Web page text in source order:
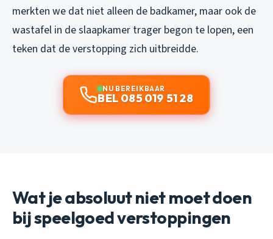
merkten we dat niet alleen de badkamer, maar ook de
wastafel in de slaapkamer trager begon te lopen, een
teken dat de verstopping zich uitbreidde.
NU BEREIKBAAR
BEL 085 019 51 28
Wat je absoluut niet moet doen
bij speelgoed verstoppingen